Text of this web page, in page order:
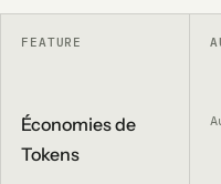
FEATURE
Économies de
Tokens